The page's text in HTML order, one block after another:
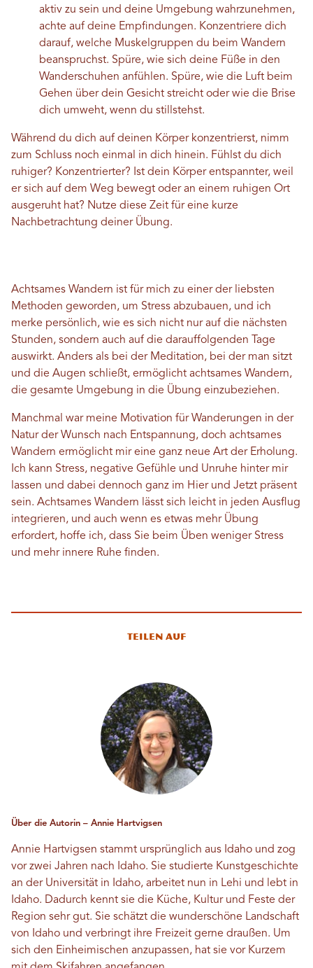
aktiv zu sein und deine Umgebung wahrzunehmen,
achte auf deine Empfindungen. Konzentriere dich
darauf, welche Muskelgruppen du beim Wandern
beanspruchst. Spüre, wie sich deine Füße in den
Wanderschuhen anfühlen. Spüre, wie die Luft beim
Gehen über dein Gesicht streicht oder wie die Brise
dich umweht, wenn du stillstehst.
Während du dich auf deinen Körper konzentrierst, nimm
zum Schluss noch einmal in dich hinein. Fühlst du dich
ruhiger? Konzentrierter? Ist dein Körper entspannter, weil
er sich auf dem Weg bewegt oder an einem ruhigen Ort
ausgeruht hat? Nutze diese Zeit für eine kurze
Nachbetrachtung deiner Übung.
Achtsames Wandern ist für mich zu einer der liebsten
Methoden geworden, um Stress abzubauen, und ich
merke persönlich, wie es sich nicht nur auf die nächsten
Stunden, sondern auch auf die darauffolgenden Tage
auswirkt. Anders als bei der Meditation, bei der man sitzt
und die Augen schließt, ermöglicht achtsames Wandern,
die gesamte Umgebung in die Übung einzubeziehen.
Manchmal war meine Motivation für Wanderungen in der
Natur der Wunsch nach Entspannung, doch achtsames
Wandern ermöglicht mir eine ganz neue Art der Erholung.
Ich kann Stress, negative Gefühle und Unruhe hinter mir
lassen und dabei dennoch ganz im Hier und Jetzt präsent
sein. Achtsames Wandern lässt sich leicht in jeden Ausflug
integrieren, und auch wenn es etwas mehr Übung
erfordert, hoffe ich, dass Sie beim Üben weniger Stress
und mehr innere Ruhe finden.
Teilen auf
Über die Autorin – Annie Hartvigsen
Annie Hartvigsen stammt ursprünglich aus Idaho und zog
vor zwei Jahren nach Idaho. Sie studierte Kunstgeschichte
an der Universität in Idaho, arbeitet nun in Lehi und lebt in
Idaho. Dadurch kennt sie die Küche, Kultur und Feste der
Region sehr gut. Sie schätzt die wunderschöne Landschaft
von Idaho und verbringt ihre Freizeit gerne draußen. Um
sich den Einheimischen anzupassen, hat sie vor Kurzem